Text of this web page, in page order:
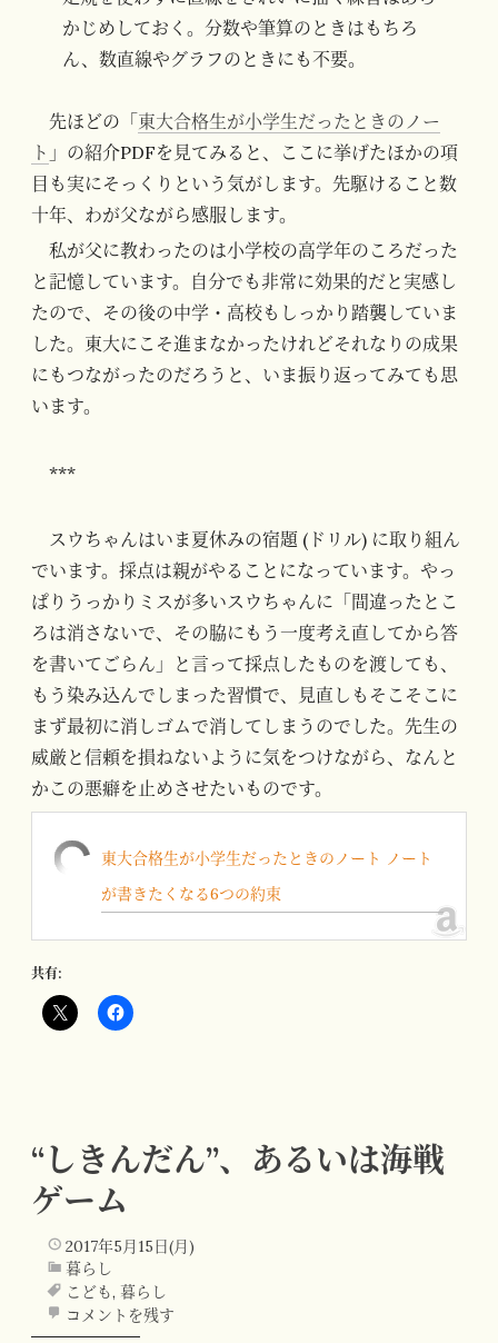
かじめしておく。分数や筆算のときはもちろ
ん、数直線やグラフのときにも不要。
先ほどの「 東大合格生が小学生だったときのノー
ト 」の紹介PDFを見てみると、ここに挙げたほかの項
目も実にそっくりという気がします。先駆けること数
十年、わが父ながら感服します。
私が父に教わったのは小学校の高学年のころだった
と記憶しています。自分でも非常に効果的だと実感し
たので、その後の中学・高校もしっかり踏襲していま
した。東大にこそ進まなかったけれどそれなりの成果
にもつながったのだろうと、いま振り返ってみても思
います。
***
スウちゃんはいま夏休みの宿題 (ドリル) に取り組ん
でいます。採点は親がやることになっています。やっ
ぱりうっかりミスが多いスウちゃんに「間違ったとこ
ろは消さないで、その脇にもう一度考え直してから答
を書いてごらん」と言って採点したものを渡しても、
もう染み込んでしまった習慣で、見直しもそこそこに
まず最初に消しゴムで消してしまうのでした。先生の
威厳と信頼を損ねないように気をつけながら、なんと
かこの悪癖を止めさせたいものです。
東大合格生が小学生だったときのノート ノート
が書きたくなる6つの約束
共有:
“しきんだん”、あるいは海戦
ゲーム
2017年5月15日(月)
暮らし
こども, 暮らし
コメントを残す